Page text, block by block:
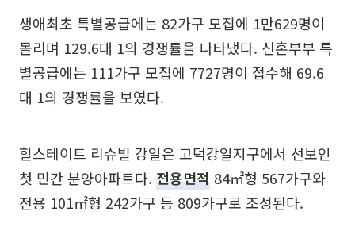
생애최초 특별공급에는 82가구 모집에 1만629명이
몰리며 129.6대 1의 경쟁률을 나타냈다. 신혼부부 특
별공급에는 111가구 모집에 7727명이 접수해 69.6
대 1의 경쟁률을 보였다.
힐스테이트 리슈빌 강일은 고덕강일지구에서 선보인
첫 민간 분양아파트다. 전용면적 84㎡형 567가구와
전용 101㎡형 242가구 등 809가구로 조성된다.